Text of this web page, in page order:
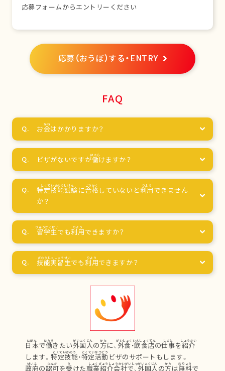
応募フォームからエントリーください
応募（おうぼ）する・ENTRY
FAQ
お金はかかりますか？
ビザがないですが働けますか？
特定技能試験に合格 していないと利用 できません
か？
留学生でも利用 できますか？
技能実習生でも利用できますか？
日本で働きたい外国人の方に、 外食 ・飲食店の仕事を紹介
します。特定技能・特定活動 ビザのサポートもします。
政府の認可を受けた職業紹介会社で、 外国人の方は無料で